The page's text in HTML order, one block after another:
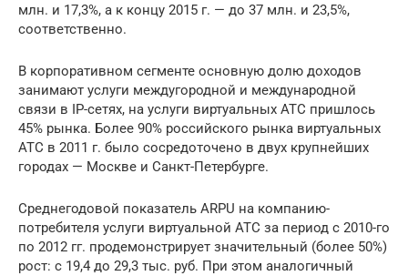
млн. и 17,3%, а к концу 2015 г. — до 37 млн. и 23,5%,
соответственно.
В корпоративном сегменте основную долю доходов
занимают услуги междугородной и международной
связи в IP-сетях, на услуги виртуальных АТС пришлось
45% рынка. Более 90% российского рынка виртуальных
АТС в 2011 г. было сосредоточено в двух крупнейших
городах — Москве и Санкт-Петербурге.
Среднегодовой показатель ARPU на компанию-
потребителя услуги виртуальной АТС за период с 2010-го
по 2012 гг. продемонстрирует значительный (более 50%)
рост: с 19,4 до 29,3 тыс. руб. При этом аналогичный